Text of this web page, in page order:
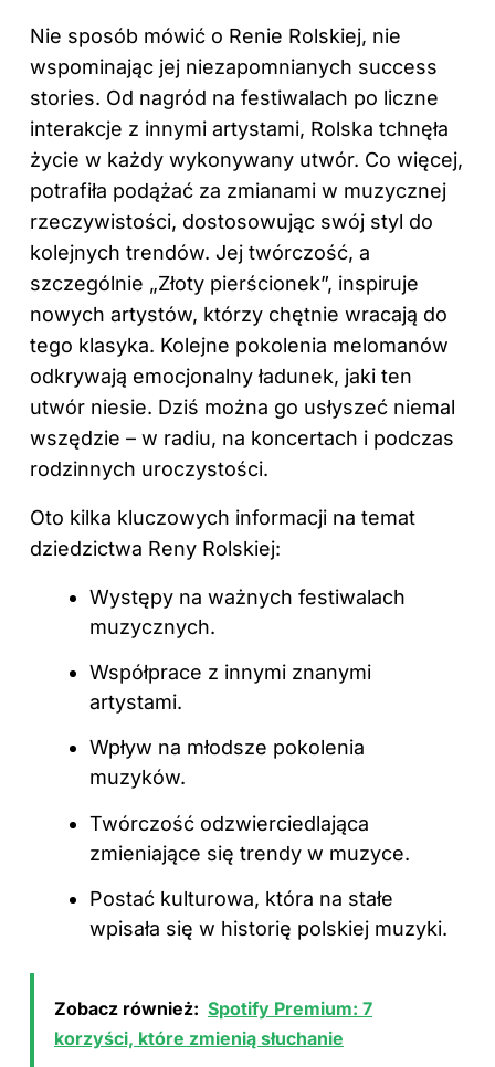
Nie sposób mówić o Renie Rolskiej, nie
wspominając jej niezapomnianych success
stories. Od nagród na festiwalach po liczne
interakcje z innymi artystami, Rolska tchnęła
życie w każdy wykonywany utwór. Co więcej,
potrafiła podążać za zmianami w muzycznej
rzeczywistości, dostosowując swój styl do
kolejnych trendów. Jej twórczość, a
szczególnie „Złoty pierścionek”, inspiruje
nowych artystów, którzy chętnie wracają do
tego klasyka. Kolejne pokolenia melomanów
odkrywają emocjonalny ładunek, jaki ten
utwór niesie. Dziś można go usłyszeć niemal
wszędzie – w radiu, na koncertach i podczas
rodzinnych uroczystości.
Oto kilka kluczowych informacji na temat
dziedzictwa Reny Rolskiej:
Występy na ważnych festiwalach
muzycznych.
Współprace z innymi znanymi
artystami.
Wpływ na młodsze pokolenia
muzyków.
Twórczość odzwierciedlająca
zmieniające się trendy w muzyce.
Postać kulturowa, która na stałe
wpisała się w historię polskiej muzyki.
Zobacz również: Spotify Premium: 7
korzyści, które zmienią słuchanie